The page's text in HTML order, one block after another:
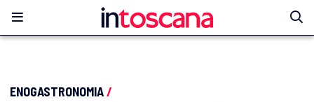
ENOGASTRONOMIA/